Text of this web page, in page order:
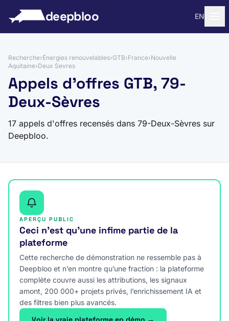
deepbloo EN
Recherche›Énergies renouvelables›GTB›France›Nouvelle
Aquitaine›Deux Sevres
Appels d'offres GTB, 79-
Deux-Sèvres
17 appels d'offres recensés dans 79-Deux-Sèvres sur
Deepbloo.
APERÇU PUBLIC
Ceci n’est qu’une infime partie de la
plateforme
Cette recherche de démonstration ne ressemble pas à
Deepbloo et n’en montre qu’une fraction : la plateforme
complète couvre aussi les attributions, les signaux
amont, 200 000+ projets privés, l’enrichissement IA et
des filtres bien plus avancés.